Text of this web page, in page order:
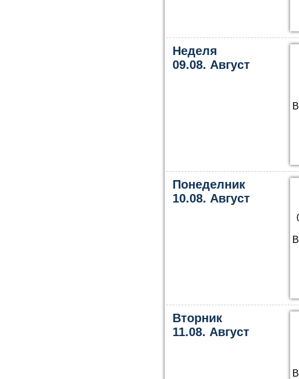
Неделя
09.08. Август
Понеделник
10.08. Август
Вторник
11.08. Август